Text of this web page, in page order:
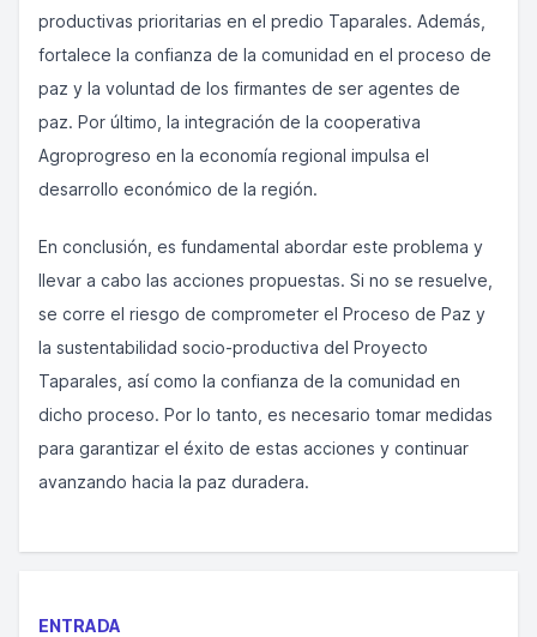
productivas prioritarias en el predio Taparales. Además,
fortalece la confianza de la comunidad en el proceso de
paz y la voluntad de los firmantes de ser agentes de
paz. Por último, la integración de la cooperativa
Agroprogreso en la economía regional impulsa el
desarrollo económico de la región.
En conclusión, es fundamental abordar este problema y
llevar a cabo las acciones propuestas. Si no se resuelve,
se corre el riesgo de comprometer el Proceso de Paz y
la sustentabilidad socio-productiva del Proyecto
Taparales, así como la confianza de la comunidad en
dicho proceso. Por lo tanto, es necesario tomar medidas
para garantizar el éxito de estas acciones y continuar
avanzando hacia la paz duradera.
ENTRADA